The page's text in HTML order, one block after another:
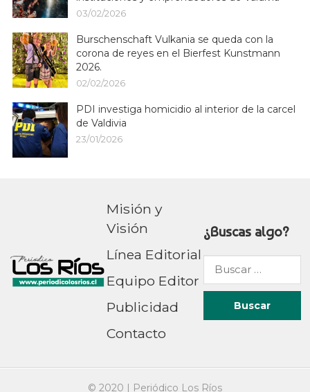
03/02/2026
Burschenschaft Vulkania se queda con la
corona de reyes en el Bierfest Kunstmann
2026.
02/02/2026
PDI investiga homicidio al interior de la carcel
de Valdivia
23/01/2026
Misión y
Visión
Línea Editorial
Equipo Editor
Publicidad
Contacto
¿Buscas algo?
Buscar
por:
© 2020 | Periódico Los Ríos